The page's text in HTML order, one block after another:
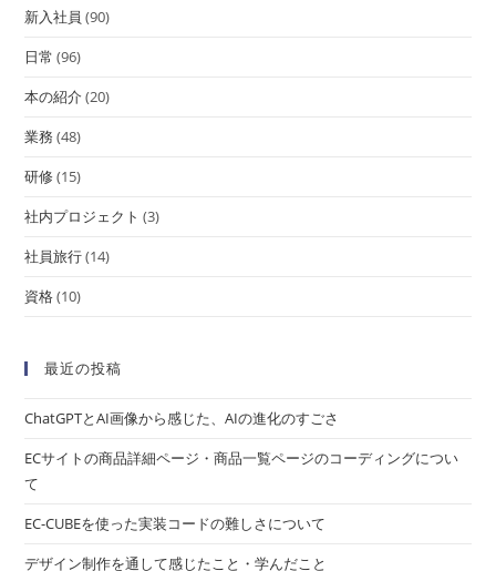
新入社員 (90)
日常 (96)
本の紹介(20)
業務(48)
研修(15)
社内プロジェクト (3)
社員旅行(14)
資格(10)
最近の投稿
ChatGPTとAI画像から感じた、AIの進化のすごさ
ECサイトの商品詳細ページ・商品一覧ページのコーディングについ
て
EC-CUBEを使った実装コードの難しさについて
デザイン制作を通して感じたこと・学んだこと